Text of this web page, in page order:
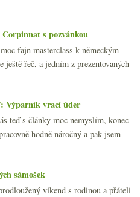
s pozvánkou
fajn masterclass k německým
řeč, a jedním z prezentovaných
Výparník vrací úder
teď s články moc nemyslím, konec
hodně náročný a pak jsem
sámošek
víkend s rodinou a přáteli